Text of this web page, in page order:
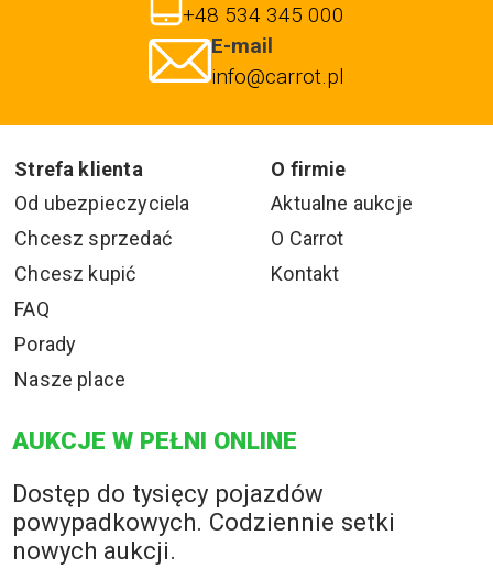
+48 534 345 000
E-mail
info@carrot.pl
Strefa klienta
O firmie
Od ubezpieczyciela
Chcesz sprzedać
Chcesz kupić
FAQ
Porady
Nasze place
Aktualne aukcje
O Carrot
Kontakt
AUKCJE W PEŁNI ONLINE
Dostęp do tysięcy pojazdów
powypadkowych. Codziennie setki
nowych aukcji.